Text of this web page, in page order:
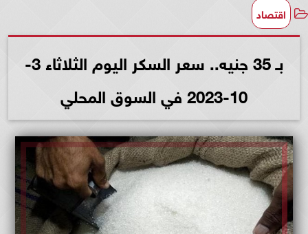
اقتصاد
بـ 35 جنيه.. سعر السكر اليوم الثلاثاء 3-
10-2023 في السوق المحلي